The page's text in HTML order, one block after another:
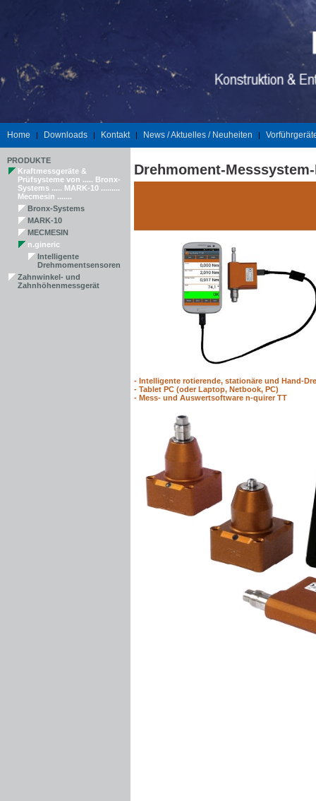
Home | Downloads | Kontakt | News / Aktuelles / Neuheiten |
PRODUKTE
Kraftmessgeräte &
Prüfsysteme von ..... Bronx-
Systems ..... MARK-10 .........
Mecmesin .......
Bronx-Systems
MARK-10
MECMESIN
n.gineric
Intelligente
Drehmomentsensoren
Zahnwinkel- und
Zahnhöhenmessgerät
Drehmoment-
- Intelligente rotierende, stationäre und Hand-
- Tablet PC (oder Laptop, Netbook, PC)
- Mess- und Auswertsoftware n-quirer TT